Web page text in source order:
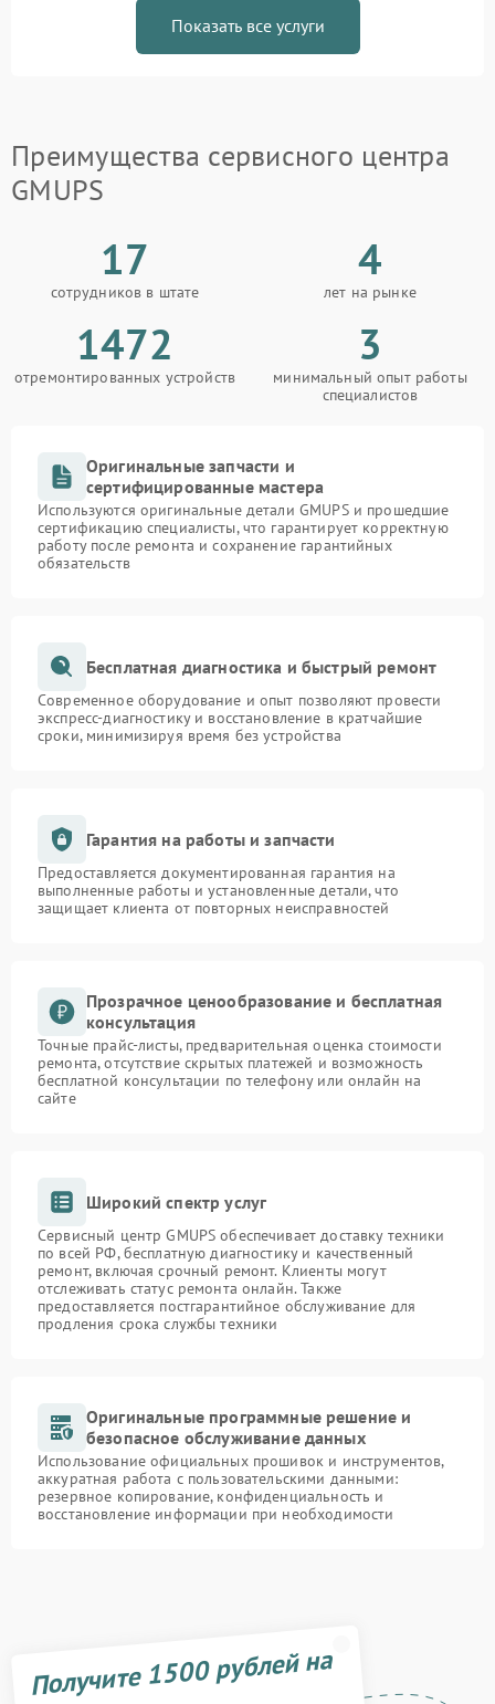
Показать все услуги
Преимущества сервисного центра
GMUPS
17
сотрудников в штате
4
лет на рынке
1472
отремонтированных устройств
3
минимальный опыт работы
специалистов
Оригинальные запчасти и
сертифицированные мастера
Используются оригинальные детали GMUPS и прошедшие
сертификацию специалисты, что гарантирует корректную
работу после ремонта и сохранение гарантийных
обязательств
Бесплатная диагностика и быстрый ремонт
Современное оборудование и опыт позволяют провести
экспресс-диагностику и восстановление в кратчайшие
сроки, минимизируя время без устройства
Гарантия на работы и запчасти
Предоставляется документированная гарантия на
выполненные работы и установленные детали, что
защищает клиента от повторных неисправностей
Прозрачное ценообразование и бесплатная
консультация
Точные прайс-листы, предварительная оценка стоимости
ремонта, отсутствие скрытых платежей и возможность
бесплатной консультации по телефону или онлайн на
сайте
Широкий спектр услуг
Сервисный центр GMUPS обеспечивает доставку техники
по всей РФ, бесплатную диагностику и качественный
ремонт, включая срочный ремонт. Клиенты могут
отслеживать статус ремонта онлайн. Также
предоставляется постгарантийное обслуживание для
продления срока службы техники
Оригинальные программные решение и
безопасное обслуживание данных
Использование официальных прошивок и инструментов,
аккуратная работа с пользовательскими данными:
резервное копирование, конфиденциальность и
восстановление информации при необходимости
Получите 1500 рублей на